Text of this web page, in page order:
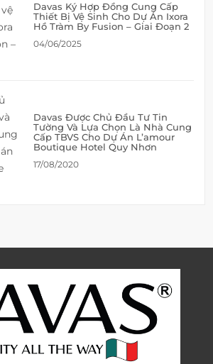
Davas Ký Hợp Đồng Cung Cấp
Thiết Bị Vệ Sinh Cho Dự Án Ixora
Hồ Tràm By Fusion – Giai Đoạn 2
04/06/2025
Davas Được Chủ Đầu Tư Tin
Tường Và Lựa Chọn Là Nhà Cung
Cấp TBVS Cho Dự Án L’amour
Boutique Hotel Quy Nhơn
17/08/2020